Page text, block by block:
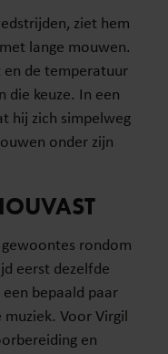
ziet hem
lange mouwen.
de temperatuur
keuze. In een
hij zich simpelweg
onder zijn
rondom
eerst dezelfde
bepaald paar
Voor Virgil
en